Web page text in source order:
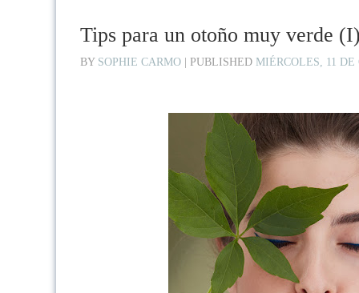
Tips para un otoño muy verde
BY SOPHIE CARMO | PUBLISHED MIÉRCOLES, 11 DE